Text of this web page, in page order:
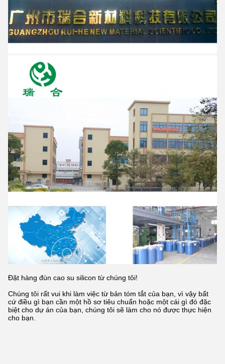
Đặt hàng đùn cao su silicon từ chúng tôi!
Chúng tôi rất vui khi làm việc từ bản tóm tắt của bạn, vì vậy bất
cứ điều gì bạn cần một hồ sơ tiêu chuẩn hoặc một cái gì đó đặc
biệt cho dự án của bạn, chúng tôi sẽ làm cho nó được thực hiện
cho bạn.